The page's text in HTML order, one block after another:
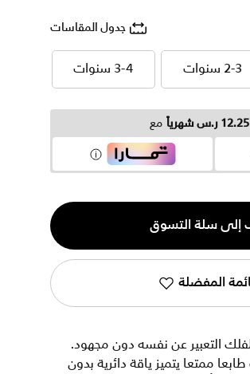
جدول المقاسات
2-3 سنوات 2-3 سنوات 3-4 سنوات 3-4 سنوات
12.25 ر.س شهرياً مع
سلة التسوق
المفضلة
التعبير عن نفسه دون مجهود.
ممتعا يتميز ياقة دائرية بدون